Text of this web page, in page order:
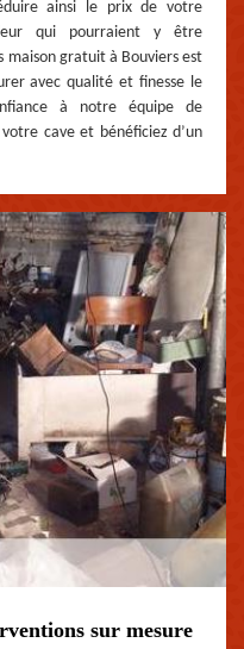
ainsi le prix de votre
qui pourraient y être
maison gratuit à Bouviers est
avec qualité et finesse le
à notre équipe de
cave et bénéficiez d’un
sur mesure